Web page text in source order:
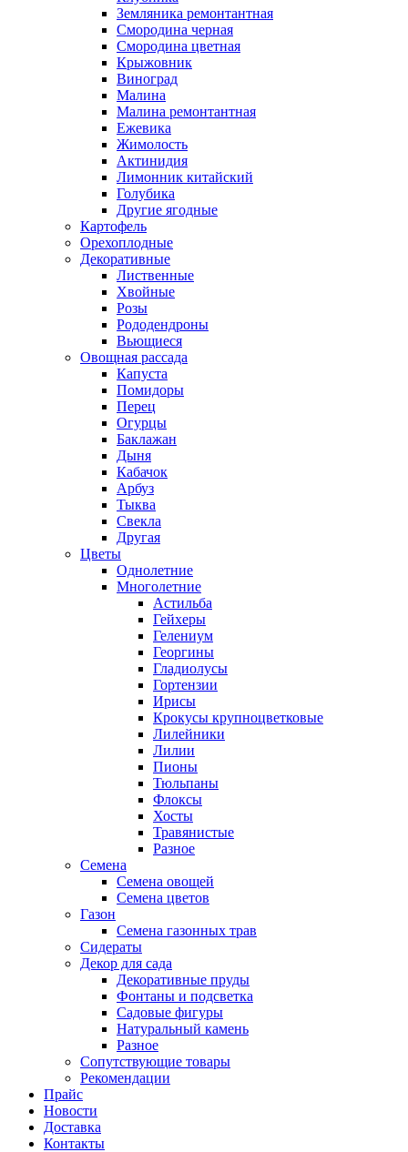
Земляника ремонтантная
Смородина черная
Смородина цветная
Крыжовник
Виноград
Малина
Малина ремонтантная
Ежевика
Жимолость
Актинидия
Лимонник китайский
Голубика
Другие ягодные
Картофель
Орехоплодные
Декоративные
Лиственные
Хвойные
Розы
Рододендроны
Вьющиеся
Овощная рассада
Капуста
Помидоры
Перец
Огурцы
Баклажан
Дыня
Кабачок
Арбуз
Тыква
Свекла
Другая
Цветы
Однолетние
Многолетние
Астильба
Гейхеры
Гелениум
Георгины
Гладиолусы
Гортензии
Ирисы
Крокусы крупноцветковые
Лилейники
Лилии
Пионы
Тюльпаны
Флоксы
Хосты
Травянистые
Разное
Семена
Семена овощей
Семена цветов
Газон
Семена газонных трав
Сидераты
Декор для сада
Декоративные пруды
Фонтаны и подсветка
Садовые фигуры
Натуральный камень
Разное
Сопутствующие товары
Рекомендации
Прайс
Новости
Доставка
Контакты